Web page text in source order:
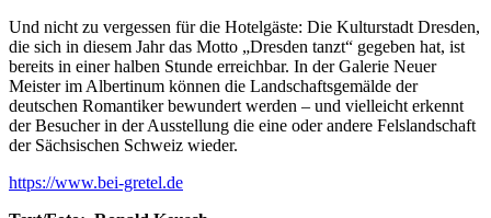
Und nicht zu vergessen für die Hotelgäste: Die Kulturstadt Dresden,
die sich in diesem Jahr das Motto „Dresden tanzt“ gegeben hat, ist
bereits in einer halben Stunde erreichbar. In der Galerie Neuer
Meister im Albertinum können die Landschaftsgemälde der
deutschen Romantiker bewundert werden – und vielleicht erkennt
der Besucher in der Ausstellung die eine oder andere Felslandschaft
der Sächsischen Schweiz wieder.
https://www.bei-gretel.de